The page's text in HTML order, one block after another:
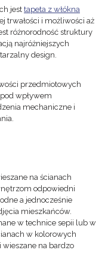
jest tapeta z włókna
trwałości i możliwości aż
różnorodność struktury
najróżniejszych
design.
przedmiotowych
wpływem
mechaniczne i
na ścianach
odpowiedni
a jednocześnie
mieszkańców.
w technice sepii lub w
w kolorowych
na bardzo